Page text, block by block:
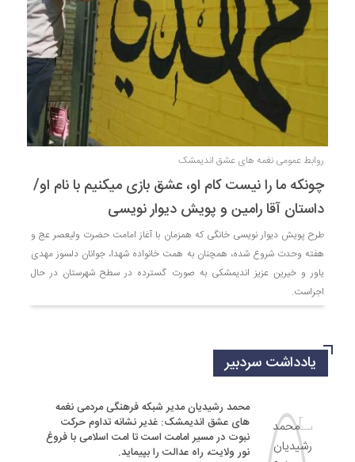
روابط عمومی نغمه های عشق اندیمشک
چونکه ما را نیست کام او، عشق بازی میکنیم با نام او/
داستان آقا رامین و پویش دیوار نویسی
طرح پویش دیوار نویسی خانگی که همزمان با آغاز امامت حضرت ولیعصر عج و
هفته وحدت شروع شده، همچنان به همت خانواده شهدا، جوانان دلسوز مهدی
یاور و خیرین عزیز اندیمشکی به صورت گسترده در سطح شهرستان در حال
اجراست.
یادداشت سردبیر
محمد رشیدیان مدیر شبکه فرهنگی مردمی نغمه
های عشق اندیمشک: غدیر نشانه تداوم حرکت
نبوت در مسیر امامت است تا امت اسلامی با فروغ
نور ولایت، راه عدالت را بپیماید.